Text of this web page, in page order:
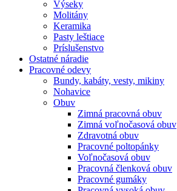
Výseky
Molitány
Keramika
Pasty leštiace
Príslušenstvo
Ostatné náradie
Pracovné odevy
Bundy, kabáty, vesty, mikiny
Nohavice
Obuv
Zimná pracovná obuv
Zimná voľnočasová obuv
Zdravotná obuv
Pracovné poltopánky
Voľnočasová obuv
Pracovná členková obuv
Pracovné gumáky